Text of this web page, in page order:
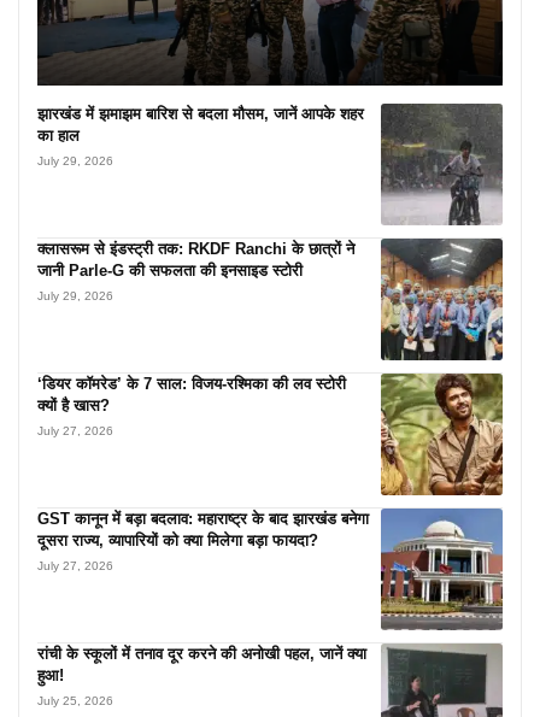
झारखंड में झमाझम बारिश से बदला मौसम, जानें आपके शहर
का हाल
July 29, 2026
क्लासरूम से इंडस्ट्री तक: RKDF Ranchi के छात्रों ने
जानी Parle-G की सफलता की इनसाइड स्टोरी
July 29, 2026
‘डियर कॉमरेड’ के 7 साल: विजय-रश्मिका की लव स्टोरी
क्यों है खास?
July 27, 2026
GST कानून में बड़ा बदलाव: महाराष्ट्र के बाद झारखंड बनेगा
दूसरा राज्य, व्यापारियों को क्या मिलेगा बड़ा फायदा?
July 27, 2026
रांची के स्कूलों में तनाव दूर करने की अनोखी पहल, जानें क्या
हुआ!
July 25, 2026